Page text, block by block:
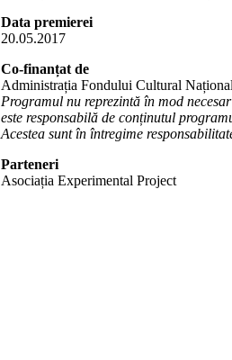
Data premierei
20.05.2017
Co-finanțat de
Administrația Fondului Cultural
Programul nu reprezintă în mod
este responsabilă de conținutul
Acestea sunt în întregime
Parteneri
Asociația Experimental Project